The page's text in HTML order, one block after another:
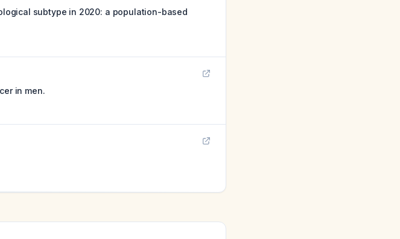
subtype in 2020: a population-based
in men.